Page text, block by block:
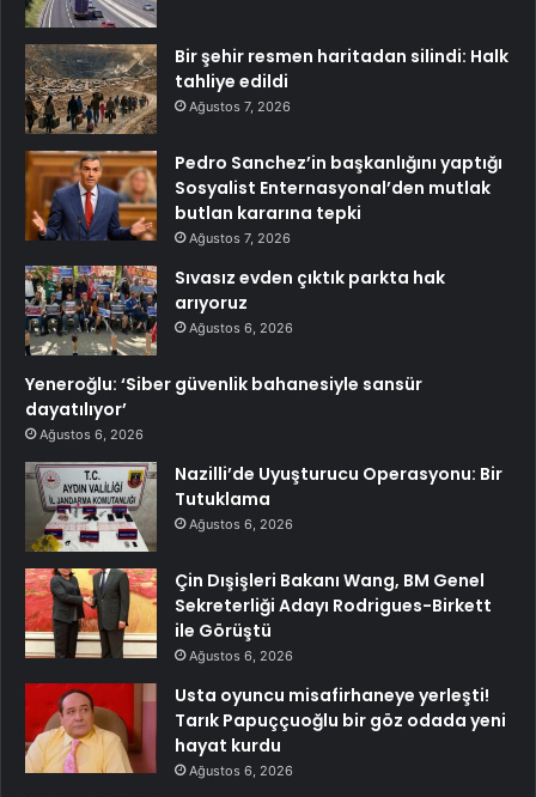
Bir şehir resmen haritadan silindi: Halk
tahliye edildi
Ağustos 7, 2026
Pedro Sanchez’in başkanlığını yaptığı
Sosyalist Enternasyonal’den mutlak
butlan kararına tepki
Ağustos 7, 2026
Sıvasız evden çıktık parkta hak
arıyoruz
Ağustos 6, 2026
Yeneroğlu: ‘Siber güvenlik bahanesiyle sansür
dayatılıyor’
Ağustos 6, 2026
Nazilli’de Uyuşturucu Operasyonu: Bir
Tutuklama
Ağustos 6, 2026
Çin Dışişleri Bakanı Wang, BM Genel
Sekreterliği Adayı Rodrigues-Birkett
ile Görüştü
Ağustos 6, 2026
Usta oyuncu misafirhaneye yerleşti!
Tarık Papuççuoğlu bir göz odada yeni
hayat kurdu
Ağustos 6, 2026